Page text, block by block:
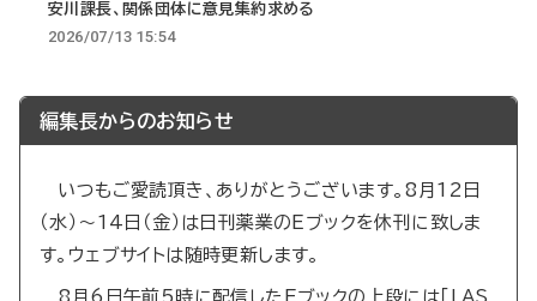
安川課長、関係団体に意見集約求める
2026/07/13 15:54
編集長からのお知らせ
いつもご愛読頂き、ありがとうございます。8月12日
（水）～14日（金）は日刊薬業のEブックを休刊に致しま
す。ウェブサイトは随時更新します。
8月6日午前5時に配信したEブックの上段には「LAS